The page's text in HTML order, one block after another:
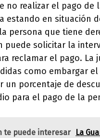
no realizar el pago de
estando en situación
persona que tiene
puede solicitar la
reclamar el pago. La
como embargar
un porcentaje de
para el pago de la
te puede interesar
La